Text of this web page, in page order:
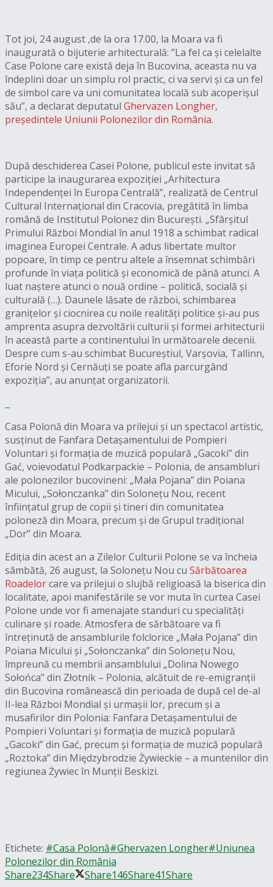
Tot joi, 24 august ,de la ora 17.00, la Moara va fi
inaugurată o bijuterie arhitecturală: ”La fel ca și celelalte
Case Polone care există deja în Bucovina, aceasta nu va
îndeplini doar un simplu rol practic, ci va servi și ca un fel
de simbol care va uni comunitatea locală sub acoperișul
său”, a declarat deputatul Ghervazen Longher,
președintele Uniunii Polonezilor din România.
După deschiderea Casei Polone, publicul este invitat să
participe la inaugurarea expoziției „Arhitectura
Independenței în Europa Centrală”, realizată de Centrul
Cultural Internațional din Cracovia, pregătită în limba
română de Institutul Polonez din București. „Sfârșitul
Primului Război Mondial în anul 1918 a schimbat radical
imaginea Europei Centrale. A adus libertate multor
popoare, în timp ce pentru altele a însemnat schimbări
profunde în viața politică și economică de până atunci. A
luat naștere atunci o nouă ordine – politică, socială și
culturală (…). Daunele lăsate de război, schimbarea
granițelor și ciocnirea cu noile realități politice și-au pus
amprenta asupra dezvoltării culturii și formei arhitecturii
în această parte a continentului în următoarele decenii.
Despre cum s-au schimbat Bucureștiul, Varșovia, Tallinn,
Eforie Nord și Cernăuți se poate afla parcurgând
expoziția”, au anunțat organizatorii.
Casa Polonă din Moara va prilejui și un spectacol artistic,
susținut de Fanfara Detașamentului de Pompieri
Voluntari și formația de muzică populară „Gacoki” din
Gać, voievodatul Podkarpackie – Polonia, de ansambluri
ale polonezilor bucovineni: „Mała Pojana” din Poiana
Micului, „Sołonczanka” din Solonețu Nou, recent
înființatul grup de copii și tineri din comunitatea
poloneză din Moara, precum și de Grupul tradițional
„Dor” din Moara.
Ediția din acest an a Zilelor Culturii Polone se va încheia
sâmbătă, 26 august, la Solonețu Nou cu Sărbătoarea
Roadelorcare va prilejui o slujbă religioasă la biserica din
localitate, apoi manifestările se vor muta în curtea Casei
Polone unde vor fi amenajate standuri cu specialități
culinare și roade. Atmosfera de sărbătoare va fi
întreținută de ansamblurile folclorice „Mała Pojana” din
Poiana Micului și „Sołonczanka” din Solonețu Nou,
împreună cu membrii ansamblului „Dolina Nowego
Sołońca” din Złotnik – Polonia, alcătuit de re-emigranții
din Bucovina românească din perioada de după cel de-al
II-lea Război Mondial și urmașii lor, precum și a
musafirilor din Polonia: Fanfara Detașamentului de
Pompieri Voluntari și formația de muzică populară
„Gacoki” din Gać, precum și formația de muzică populară
„Roztoka” din Międzybrodzie Żywieckie – a muntenilor din
regiunea Żywiec în Munții Beskizi.
Etichete: #Casa Polonă#Ghervazen Longher#Uniunea
Polonezilor din România
Share234Share Share146Share41Share